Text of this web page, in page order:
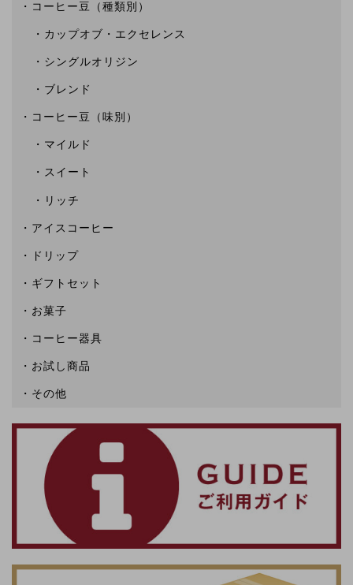
コーヒー豆（種類別）
カップオブ・エクセレンス
シングルオリジン
ブレンド
コーヒー豆（味別）
マイルド
スイート
リッチ
アイスコーヒー
ドリップ
ギフトセット
お菓子
コーヒー器具
お試し商品
その他